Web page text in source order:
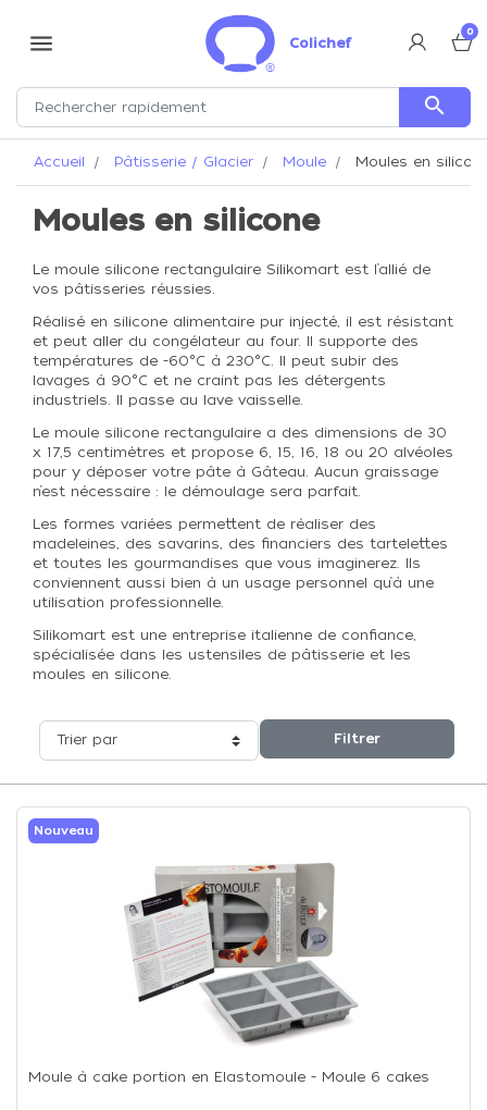
menu Colichef
0
search
Accueil Pâtisserie / Glacier Moule Moules en
Moules en silicone
Le moule silicone rectangulaire Silikomart est l’allié de
vos pâtisseries réussies.
Réalisé en silicone alimentaire pur injecté, il est résistant
et peut aller du congélateur au four. Il supporte des
températures de -60°C à 230°C. Il peut subir des
lavages à 90°C et ne craint pas les détergents
industriels. Il passe au lave vaisselle.
Le moule silicone rectangulaire a des dimensions de 30
x 17,5 centimètres et propose 6, 15, 16, 18 ou 20 alvéoles
pour y déposer votre pâte à Gâteau. Aucun graissage
n’est nécessaire : le démoulage sera parfait.
Les formes variées permettent de réaliser des
madeleines, des savarins, des financiers des tartelettes
et toutes les gourmandises que vous imaginerez. Ils
conviennent aussi bien à un usage personnel qu’à une
utilisation professionnelle.
Silikomart est une entreprise italienne de confiance,
spécialisée dans les ustensiles de pâtisserie et les
moules en silicone.
Trier par Filtrer
Nouveau
Moule à cake portion en Elastomoule - Moule 6 cakes